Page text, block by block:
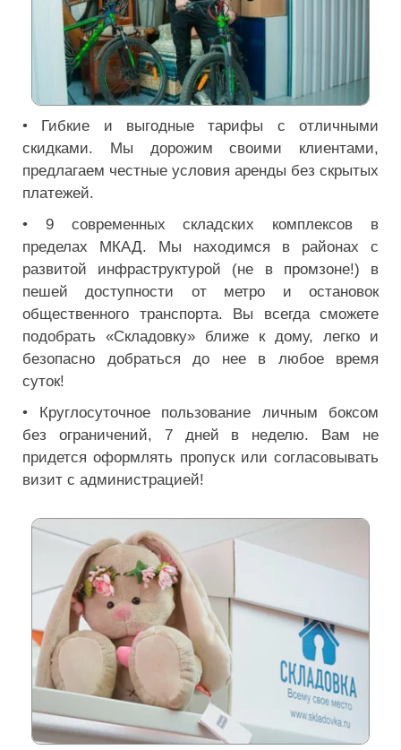
• Гибкие и выгодные тарифы с отличными
скидками. Мы дорожим своими клиентами,
предлагаем честные условия аренды без скрытых
платежей.
• 9 современных складских комплексов в
пределах МКАД. Мы находимся в районах с
развитой инфраструктурой (не в промзоне!) в
пешей доступности от метро и остановок
общественного транспорта. Вы всегда сможете
подобрать «Складовку» ближе к дому, легко и
безопасно добраться до нее в любое время
суток!
• Круглосуточное пользование личным боксом
без ограничений, 7 дней в неделю. Вам не
придется оформлять пропуск или согласовывать
визит с администрацией!